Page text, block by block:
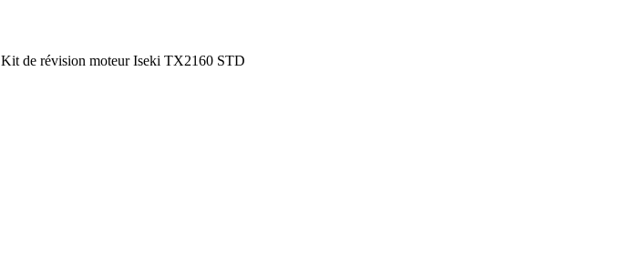
Kit de révision moteur Iseki TX2160 STD